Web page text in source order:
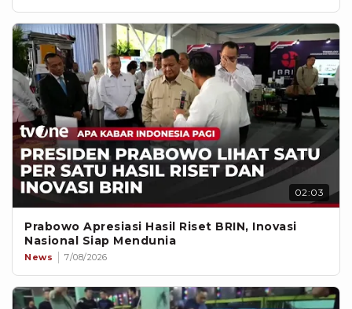
02:03
Prabowo Apresiasi Hasil Riset BRIN, Inovasi
Nasional Siap Mendunia
News 7/08/2026